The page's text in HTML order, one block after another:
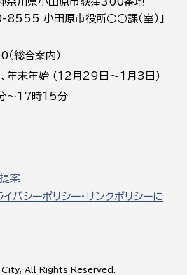
8555 小田原市役所○○課（室）」
総合案内）
、年末年始 (12月29日～1月3日)
～17時15分
案
バシーポリシー・リンクポリシーに
All Rights Reserved.